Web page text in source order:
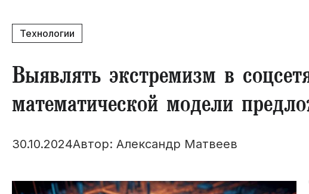
Технологии
Выявлять экстремизм в
математической модели
30.10.2024Автор: Александр Матвеев